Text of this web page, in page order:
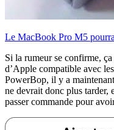
Le MacBook Pro M5
Si la rumeur se confirme,
d’Apple compatible avec
PowerBop, il y a
ne devrait donc plus tarder,
passer commande pour